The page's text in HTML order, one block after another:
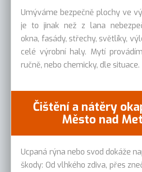
Umýváme bezpečně plochy ve
je to jinak než z lana
okna, fasády, střechy, světlíky,
celé výrobní haly. Mytí
ručně, nebo chemicky, dle situace.
Čištění a nátěry
Město nad
Ucpaná rýna nebo svod dokáže
škody: Od vlhkého zdiva, přes